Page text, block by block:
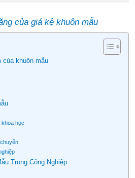
của giá kệ khuôn mẫu
của khuôn mẫu
học
Trong Công Nghiệp